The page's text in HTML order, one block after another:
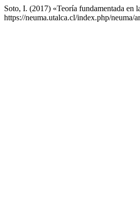
Soto, I. (2017) «Teoría fundamentada
https://neuma.utalca.cl/index.php/